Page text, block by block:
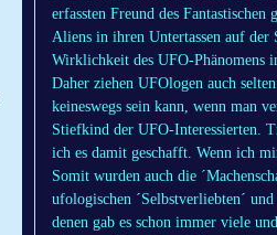
erfassten Freund des
Aliens in ihren Untertassen auf der
Wirklichkeit des UFO-Phänomens
Daher ziehen UFOlogen auch
keineswegs sein kann, wenn man
Stiefkind der UFO-Interessierten.
ich es damit geschafft. Wenn ich
Somit wurden auch die
ufologischen ´Selbstverliebten´
denen gab es schon immer viele